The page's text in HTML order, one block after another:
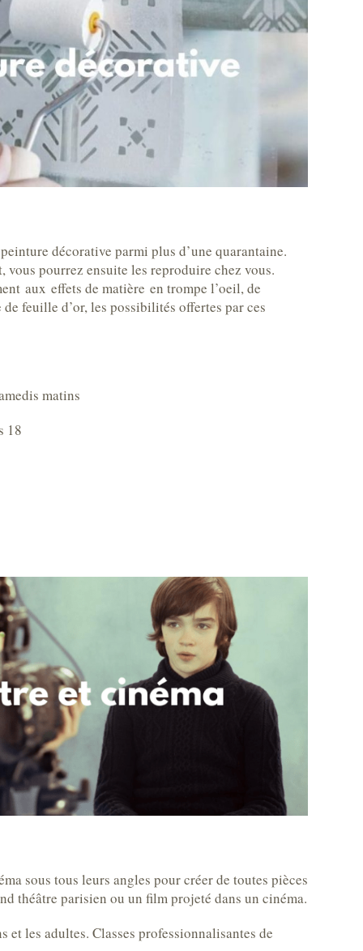
décorative parmi plus d’une quarantaine.
vous pourrez ensuite les reproduire chez vous.
aux effets de matière en trompe l’oeil, de
feuille d’or, les possibilités offertes par ces
matins
18
sous tous leurs angles pour créer de toutes pièces
théâtre parisien ou un film projeté dans un cinéma.
et les adultes. Classes professionnalisantes de